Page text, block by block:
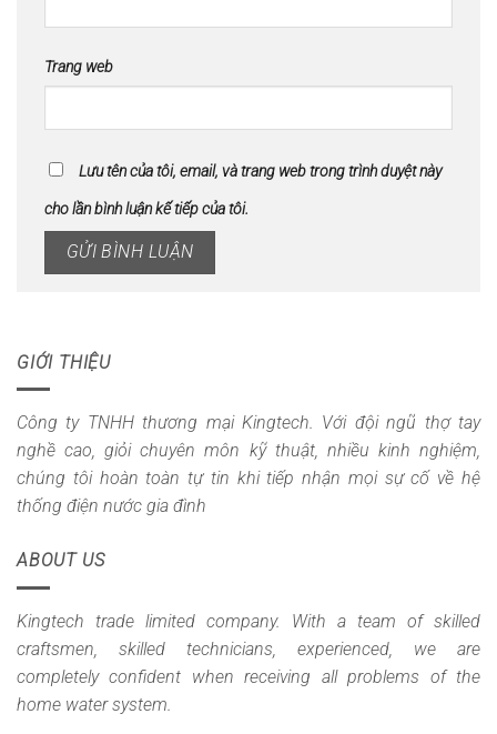
Trang web
Lưu tên của tôi, email, và trang web trong trình duyệt này
cho lần bình luận kế tiếp của tôi.
GIỚI THIỆU
Công ty TNHH thương mại Kingtech. Với đội ngũ thợ tay
nghề cao, giỏi chuyên môn kỹ thuật, nhiều kinh nghiệm,
chúng tôi hoàn toàn tự tin khi tiếp nhận mọi sự cố về hệ
thống điện nước gia đình
ABOUT US
Kingtech trade limited company. With a team of skilled
craftsmen, skilled technicians, experienced, we are
completely confident when receiving all problems of the
home water system.